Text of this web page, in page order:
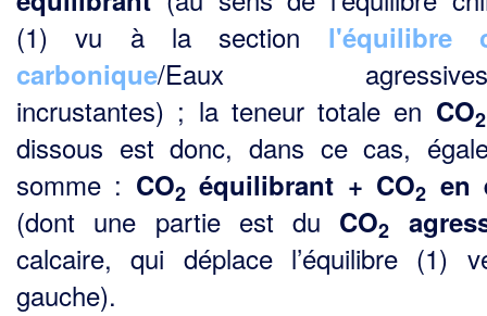
(1) vu à la section l'équilibre
carbonique/Eaux agressives/
incrustantes) ; la teneur totale en CO2
dissous est donc, dans ce cas,
somme : CO2équilibrant + CO2 en
(dont une partie est du CO2
calcaire, qui déplace l’équilibre (1)
gauche).